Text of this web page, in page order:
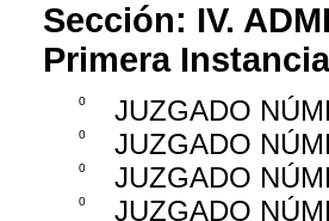
Sección: IV.
Primera
0 JUZGADO
0 JUZGADO
0 JUZGADO
0 JUZGADO